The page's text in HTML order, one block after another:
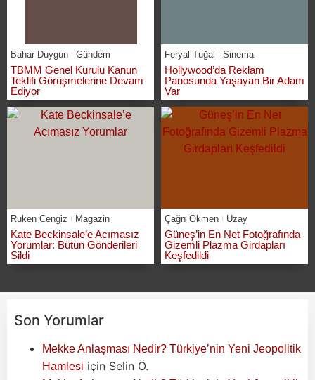
Bahar Duygun Gündem
TBMM Genel Kurulu Kanun
Teklifi Görüşmelerine Devam
Ediyor
Feryal Tuğal Sinema
Hollywood’da Reklam
Panosunda Yaşayan Bir Adam
Var
Ruken Cengiz Magazin
Kate Beckinsale’e Acımasız
Yorumlar: Bütün Gönderileri
Sildi
Çağrı Ökmen Uzay
Güneş’in En Net Fotoğrafında
Gizemli Plazma Girdapları
Keşfedildi
Son Yorumlar
Mekke Anlaşması Nedir? Türkiye’nin Yeni Jeopolitik
Hamlesi için Selin Ö.